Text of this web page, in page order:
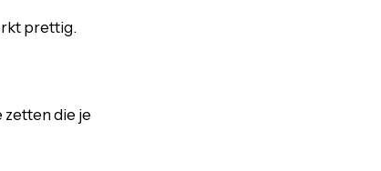
prettig.
die je